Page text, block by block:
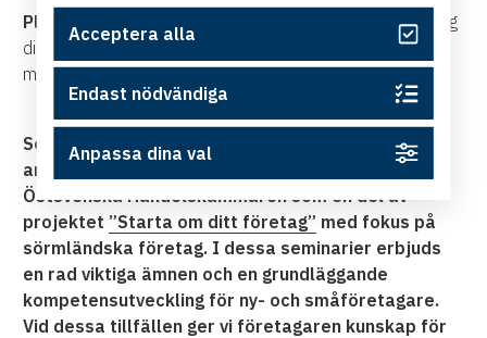
Plats:
online via Zoom, länken kommer att skickas till dig
direkt efter anmälan. Viktigt att du bekräftar din bokning
med bekräftelsemailet.
Seminariet ingår i en seminarieserie som
arrangeras av Nyföretagarcentrum, Almi och
Östsvenska Handelskammaren som en del av
projektet”Starta om ditt företag” med fokus på
sörmländska företag. I dessa seminarier erbjuds
en rad viktiga ämnen och en grundläggande
kompetensutveckling för ny- och småföretagare.
Vid dessa tillfällen ger vi företagaren kunskap för
Acceptera alla
Endast nödvändiga
Anpassa dina val